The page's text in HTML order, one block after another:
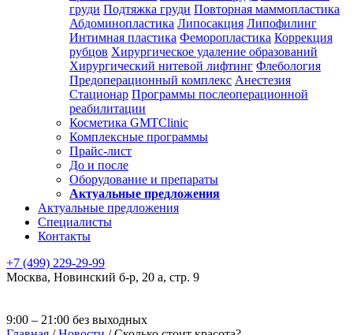
груди Подтяжка груди Повторная маммопластика
Абдоминопластика Липосакция Липофилинг
Интимная пластика Феморопластика Коррекция
рубцов Хирургическое удаление образований
Хирургический нитевой лифтинг Флебология
Предоперационный комплекс Анестезия
Стационар Программы послеоперационной
реабилитации
Косметика GMTClinic
Комплексные программы
Прайс-лист
До и после
Оборудование и препараты
Актуальные предложения
Актуальные предложения
Специалисты
Контакты
+7 (499) 229-29-99
Москва, Новинский б-р, 20 а, стр. 9
9:00 – 21:00 без выходных